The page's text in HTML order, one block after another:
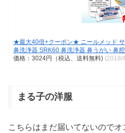
★最大40倍+クーポン★ ニールメッド
鼻洗浄器 SRK60 鼻洗浄器 鼻うがい 鼻
価格：3024円（税込、送料無料) (2018/
まる子の洋服
こちらはまだ届いてないので